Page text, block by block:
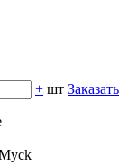
+ шт Заказать